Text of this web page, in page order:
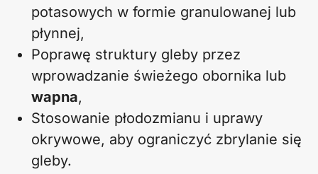
potasowych w formie granulowanej lub
płynnej,
Poprawę struktury gleby przez
wprowadzanie świeżego obornika lub
wapna,
Stosowanie płodozmianu i uprawy
okrywowe, aby ograniczyć zbrylanie się
gleby.